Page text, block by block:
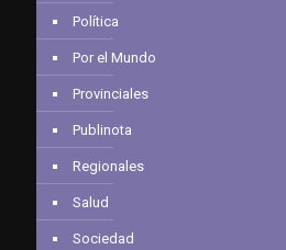
Política
Por el Mundo
Provinciales
Publinota
Regionales
Salud
Sociedad